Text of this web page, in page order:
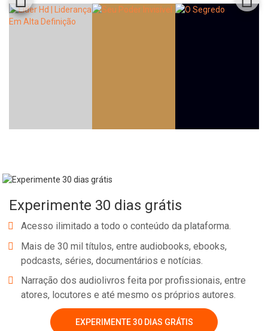
Experimente 30 dias grátis
Acesso ilimitado a todo o conteúdo da plataforma.
Mais de 30 mil títulos, entre audiobooks, ebooks,
podcasts, séries, documentários e notícias.
Narração dos audiolivros feita por profissionais, entre
atores, locutores e até mesmo os próprios autores.
EXPERIMENTE 30 DIAS GRÁTIS